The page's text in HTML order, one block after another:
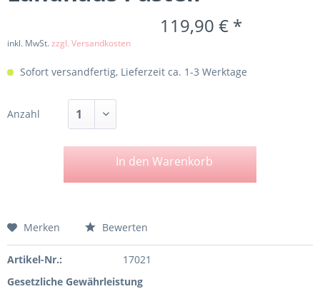
119,90 € *
inkl. MwSt.zzgl. Versandkosten
Sofort versandfertig, Lieferzeit ca. 1-3 Werktage
Anzahl
In den Warenkorb
Merken Bewerten
Artikel-Nr.:
17021
Gesetzliche Gewährleistung